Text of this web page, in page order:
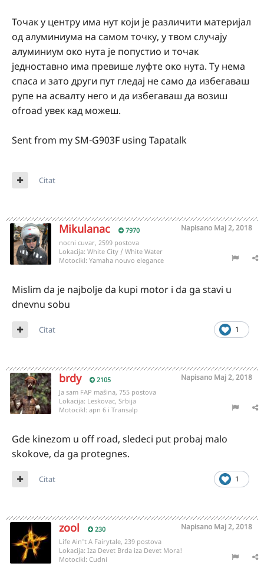
Точак у центру има нут који је различити материјал
од алуминиума на самом точку, у твом случају
алуминиум око нута је попустио и точак
једноставно има превише луфте око нута. Ту нема
спаса и зато други пут гледај не само да избегаваш
рупе на асвалту него и да избегаваш да возиш
ofroad увек кад можеш.
Sent from my SM-G903F using Tapatalk
Citat
Mikulanac 7970 Napisano Maj 2, 2018
nocni cuvar, 2599 postova
Lokacija: White City / White Water
Motocikl: Yamaha nouvo elegance
Mislim da je najbolje da kupi motor i da ga stavi u
dnevnu sobu
1
Citat
brdy 2105 Napisano Maj 2, 2018
Ja sam FAP mašina, 755 postova
Lokacija: Leskovac, Srbija
Motocikl: apn 6 i Transalp
Gde kinezom u off road, sledeci put probaj malo
skokove, da ga protegnes.
1
Citat
zool 230 Napisano Maj 2, 2018
Life Ain't A Fairytale, 239 postova
Lokacija: Iza Devet Brda iza Devet Mora!
Motocikl: Cudni